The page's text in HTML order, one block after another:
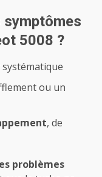
symptômes
5008 ?
systématique
ou un
, de
problèmes